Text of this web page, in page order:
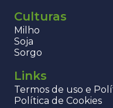
Culturas
Milho
Soja
Sorgo
Links
Termos de uso e
Política de Cookies